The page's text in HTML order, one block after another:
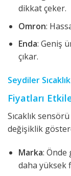
dikkat çeker.
Omron:
Enda: Geniş
çıkar.
Seydiler
Fiyatları
Sıcaklık
değişiklik
Marka: Önde
daha yüksek